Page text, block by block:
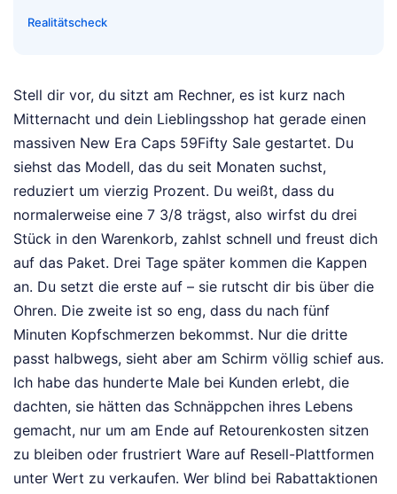
Realitätscheck
Stell dir vor, du sitzt am Rechner, es ist kurz nach
Mitternacht und dein Lieblingsshop hat gerade einen
massiven New Era Caps 59Fifty Sale gestartet. Du
siehst das Modell, das du seit Monaten suchst,
reduziert um vierzig Prozent. Du weißt, dass du
normalerweise eine 7 3/8 trägst, also wirfst du drei
Stück in den Warenkorb, zahlst schnell und freust dich
auf das Paket. Drei Tage später kommen die Kappen
an. Du setzt die erste auf – sie rutscht dir bis über die
Ohren. Die zweite ist so eng, dass du nach fünf
Minuten Kopfschmerzen bekommst. Nur die dritte
passt halbwegs, sieht aber am Schirm völlig schief aus.
Ich habe das hunderte Male bei Kunden erlebt, die
dachten, sie hätten das Schnäppchen ihres Lebens
gemacht, nur um am Ende auf Retourenkosten sitzen
zu bleiben oder frustriert Ware auf Resell-Plattformen
unter Wert zu verkaufen. Wer blind bei Rabattaktionen